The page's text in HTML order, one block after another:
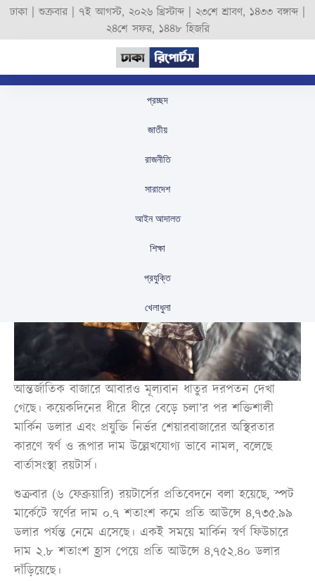
ঢাকা | শুক্রবার| ৭ই আগস্ট, ২০২৬ খ্রিস্টাব্দ ২৩শে শ্রাবণ, ১৪৩৩ বঙ্গাব্দ
২৪শে সফর, ১৪৪৮ হিজরি
প্রচ্ছদ
জাতীয়
রাজনীতি
সারাদেশ
আইন আদালত
শিক্ষা
প্রযুক্তি
খেলাধুলা
বিশ্ববাজারে স্বর্ণ-রুপার বড়
দরপতন, প্লাটিনা কমল—
প্যালাডিয়াম কিছুটা বেড়েছে
February 8, 2026
আন্তর্জাতিক বাজারে আবারও মূল্যবান ধাতুর দরপতন দেখা
গেছে। কয়েকদিনের ধীরে ধীরে বেড়ে চলা’র পর শক্তিশালী
মার্কিন ডলার এবং প্রযুক্তি নির্ভর শেয়ারবাজারের অস্থিরতার
কারণে স্বর্ণ ও রূপার দাম উল্লেখযোগ্য ভাবে নামল, বলেছে
বার্তাসংস্থা রয়টার্স।
শুক্রবার (৬ ফেব্রুয়ারি) রয়টার্সের প্রতিবেদনে বলা হয়েছে, স্পট
মার্কেটে স্বর্ণের দাম ০.৭ শতাংশ কমে প্রতি আউন্সে ৪,৭৩৫.৯৯
ডলার পর্যন্ত নেমে এসেছে। একই সময়ে মার্কিন স্বর্ণ ফিউচারে
দাম ২.৮ শতাংশ হ্রাস পেয়ে প্রতি আউন্সে ৪,৭৫২.৪০ ডলার
দাঁড়িয়েছে।